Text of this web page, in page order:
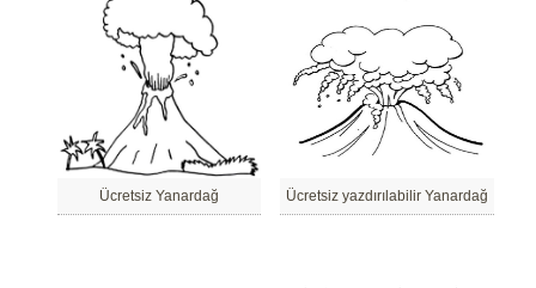
Ücretsiz Yanardağ Ücretsiz yazdırılabilir Yanardağ